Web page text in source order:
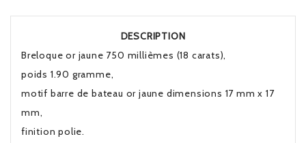
DESCRIPTION
Breloque or jaune 750 millièmes (18 carats),
poids 1.90 gramme,
motif barre de bateau or jaune dimensions 17 mm x 17
mm,
finition polie.